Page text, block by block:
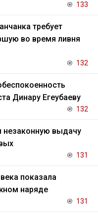
133
требует
во время ливня
132
Динару Егеубаеву
132
незаконную выдачу
131
показала
наряде
131